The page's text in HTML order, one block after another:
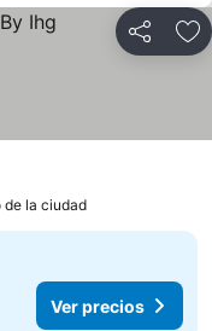
Compartir
de la ciudad
Ver precios